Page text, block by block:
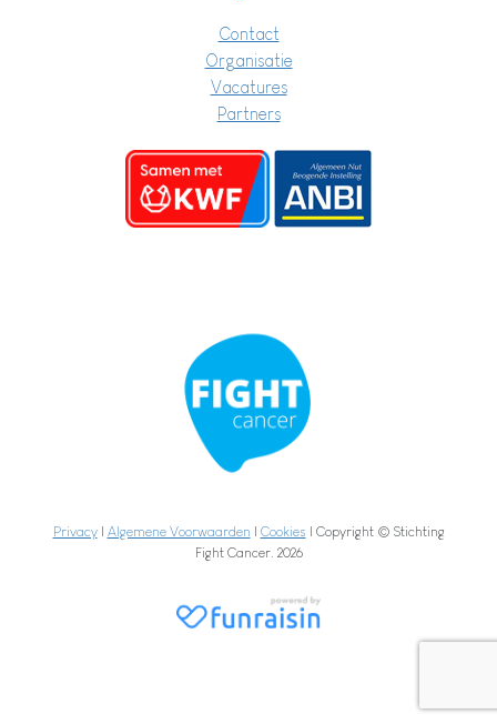
Contact
Organisatie
Vacatures
Partners
Privacy| Algemene Voorwaarden | Cookies | Copyright © Stichting
Fight Cancer. 2026